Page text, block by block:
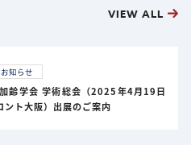
VIEW ALL
お知らせ
齢学会 学術総会（2025年4月19日
ント大阪）出展のご案内